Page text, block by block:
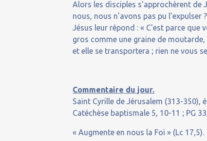
Alors les disciples s'approchèrent de
nous, nous n'avons pas pu l'expulser
Jésus leur répond : « C'est parce que
gros comme une graine de
et elle se transportera ; rien ne vous
Commentaire du jour.
Saint Cyrille de Jérusalem (313-350),
Catéchèse baptismale 5, 10-11 ; PG
« Augmente en nous la Foi » (Lc 17,5).